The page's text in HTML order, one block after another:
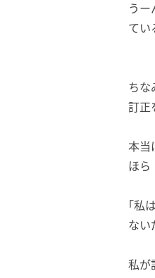
うー
てい
ちな
訂正
本当
ほら
｢私
ない
私が